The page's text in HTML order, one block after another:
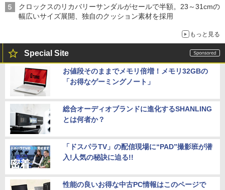
クロックスのリカバリーサンダルがセールで半額。23～31cmの
幅広いサイズ展開、独自のクッション素材を採用
もっと見る
Special Site
お値段そのままでメモリ倍増！メモリ32GBの
「お得なゲーミングノート」
総合オーディオブランドに進化するSHANLING
とは何者か？
「ドスパラTV」の配信現場に“PAD”撮影班が潜
入!人気の秘訣に迫る!!
性能の良いお得な中古PC情報はこのページで